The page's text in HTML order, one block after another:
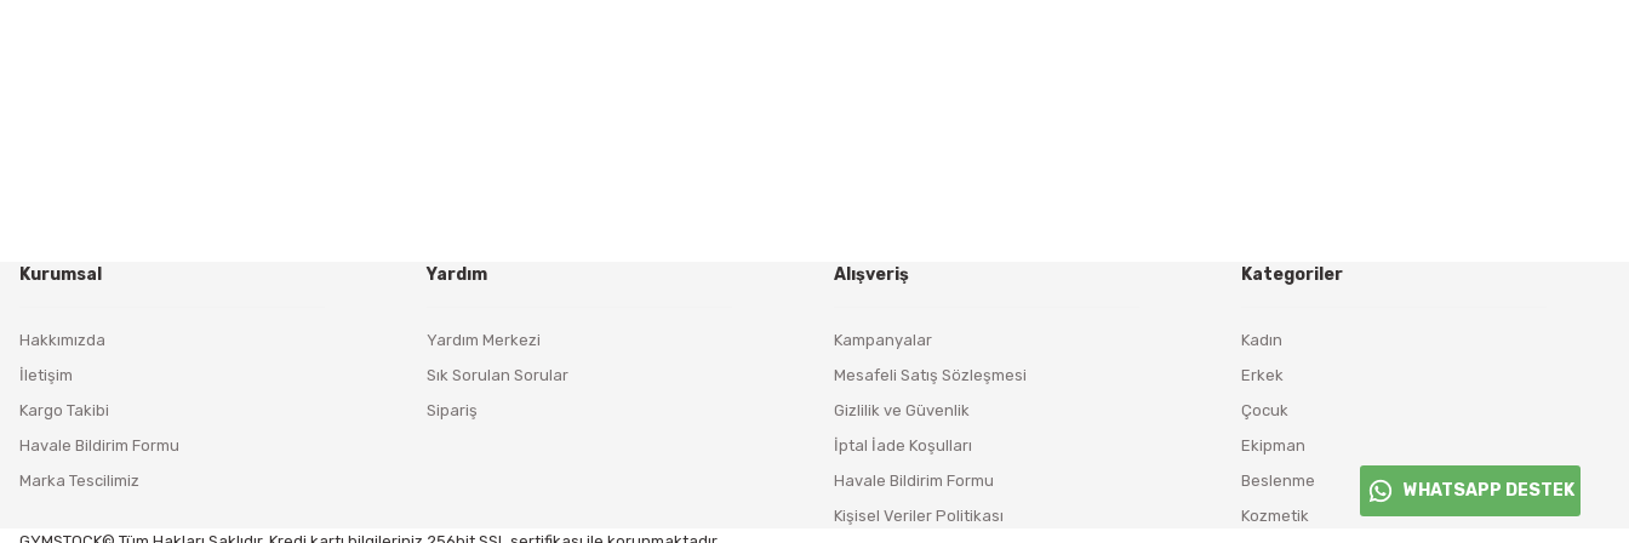
Kurumsal
Hakkımızda
İletişim
Kargo Takibi
Havale Bildirim Formu
Marka Tescilimiz
Yardım
Yardım Merkezi
Sık Sorulan Sorular
Sipariş
Alışveriş
Kampanyalar
Mesafeli Satış Sözleşmesi
Gizlilik ve Güvenlik
İptal İade Koşulları
Havale Bildirim Formu
Kişisel Veriler Politikası
Kategoriler
Kadın
Erkek
Çocuk
Ekipman
Beslenme
Kozmetik
WHATSAPP DESTEK